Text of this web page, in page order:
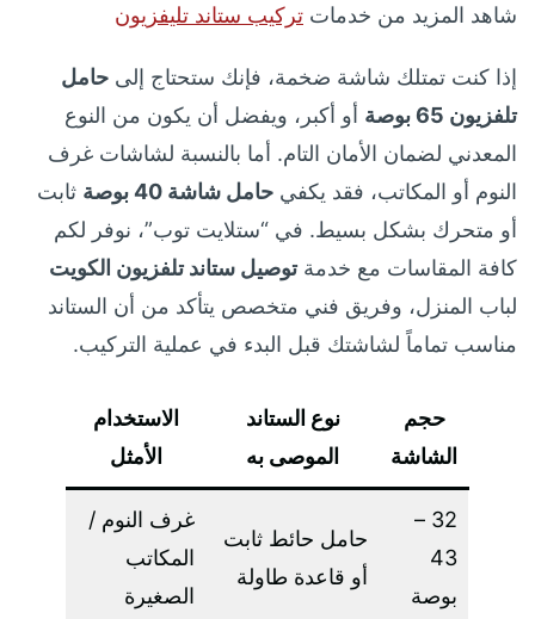
شاهد المزيد من خدمات تركيب ستاند تليفزيون
إذا كنت تمتلك شاشة ضخمة، فإنك ستحتاج إلى حامل
تلفزيون 65 بوصة
أو أكبر، ويفضل أن يكون من النوع
المعدني لضمان الأمان التام. أما بالنسبة لشاشات غرف
النوم أو المكاتب، فقد يكفي حامل شاشة 40 بوصة
ثابت
أو متحرك بشكل بسيط. في “ستلايت توب”، نوفر لكم
كافة المقاسات مع خدمةتوصيل ستاند تلفزيون الكويت
لباب المنزل، وفريق فني متخصص يتأكد من أن الستاند
مناسب تماماً لشاشتك قبل البدء في عملية التركيب.
حجم
الشاشة
نوع الستاند
الموصى به
الاستخدام
الأمثل
32 –
43
بوصة
حامل حائط ثابت
أو قاعدة طاولة
غرف النوم /
المكاتب
الصغيرة